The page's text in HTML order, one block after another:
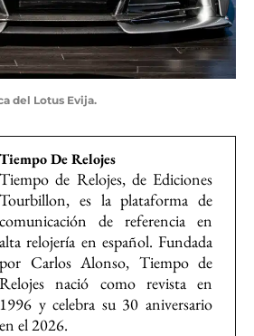
del Lotus Evija.
Tiempo De Relojes
Tiempo de Relojes, de Ediciones
Tourbillon, es la plataforma de
comunicación de referencia en
alta relojería en español. Fundada
por Carlos Alonso, Tiempo de
Relojes nació como revista en
1996 y celebra su 30 aniversario
en el 2026.